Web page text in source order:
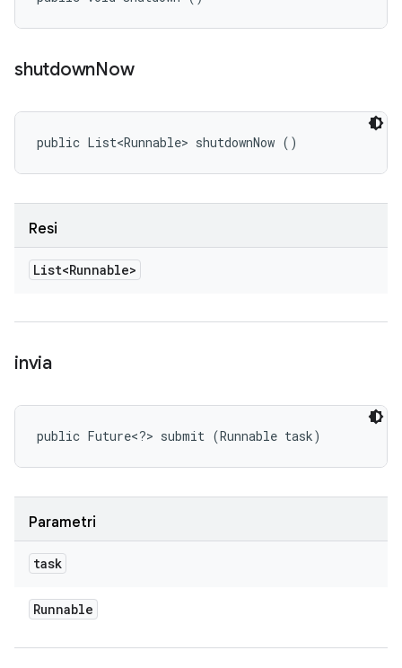
shutdownNow
public List<Runnable> shutdownNow ()
Resi
List<Runnable>
invia
public Future<?> submit (Runnable task)
Parametri
task
Runnable